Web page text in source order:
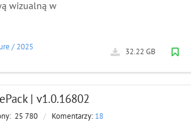
wizualną w
32.22 GB
/ 2025
| v1.0.16802
25 780 / Komentarzy: 18